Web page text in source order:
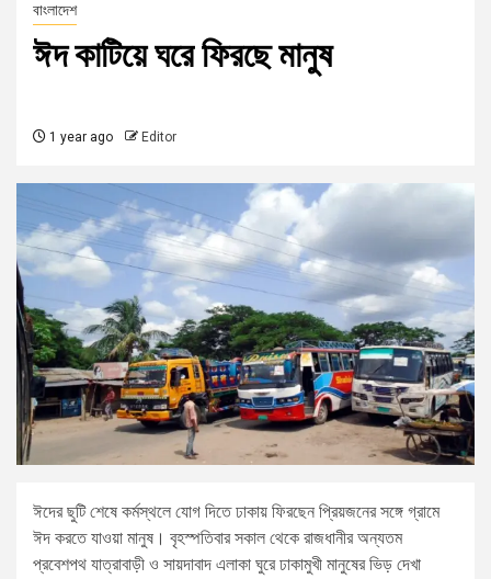
বাংলাদেশ
ঈদ কাটিয়ে ঘরে ফিরছে মানুষ
1 year ago Editor
ঈদের ছুটি শেষে কর্মস্থলে যোগ দিতে ঢাকায় ফিরছেন প্রিয়জনের সঙ্গে গ্রামে
ঈদ করতে যাওয়া মানুষ। বৃহস্পতিবার সকাল থেকে রাজধানীর অন্যতম
প্রবেশপথ যাত্রাবাড়ী ও সায়দাবাদ এলাকা ঘুরে ঢাকামুখী মানুষের ভিড় দেখা